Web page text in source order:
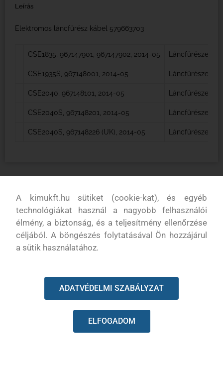
Leírás
Elektromos láncfűrész kábel 579663703
CSE1835, 967147901, 967147902, 2014-05 Láncfűrészek
CSE1935S, 967148001, 2014-05 Láncfűrészek
CSE2040, 967148101, 2014-05 Láncfűrészek
CSE2040S, 967148201, 2014-05 Láncfűrészek
CSE2040S, 967148226 (UK), 2014-05 Láncfűrészek
KAPCSOLODÓ TERMÉKEK
A kimukft.hu sütiket (cookie-kat), és egyéb
technológiákat használ a nagyobb felhasználói
élmény, a biztonság, és a teljesítmény ellenőrzése
céljából. A böngészés folytatásával Ön hozzájárul
a sütik használatához.
ADATVÉDELMI SZABÁLYZAT
ELFOGADOM